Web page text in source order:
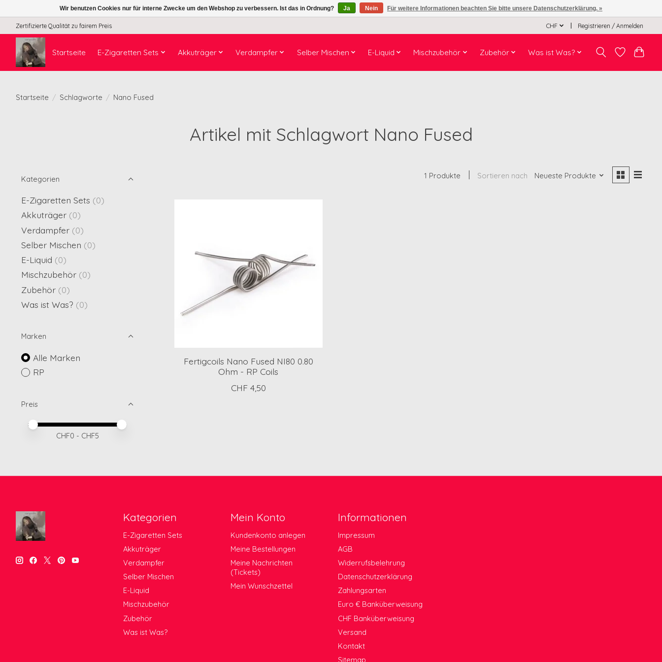
Zertifizierte Qualität zu fairem Preis CHF Registrieren / Anmelden
Startseite E-Zigaretten Sets Akkuträger Verdampfer Selber Mischen E-Liquid Mischzubehör Zubehör Was ist Was?
Startseite / Schlagworte / Nano Fused
Artikel mit Schlagwort Nano Fused
Kategorien
E-Zigaretten Sets (0)
Akkuträger (0)
Verdampfer (0)
Selber Mischen (0)
E-Liquid (0)
Mischzubehör (0)
Zubehör (0)
Was ist Was? (0)
Marken
Alle Marken
RP
Preis
Preis – Mindestwert
Price maximum value
CHF0 - CHF5
1 Produkte Sortieren nach Neueste Produkte
Fertigcoils Nano Fused NI80 0.80
Ohm - RP Coils
CHF 4,50
Kategorien
E-Zigaretten Sets
Akkuträger
Verdampfer
Selber Mischen
E-Liquid
Mischzubehör
Zubehör
Was ist Was?
Mein Konto
Kundenkonto anlegen
Meine Bestellungen
Meine Nachrichten
(Tickets)
Mein Wunschzettel
Informationen
Impressum
AGB
Widerrufsbelehrung
Datenschutzerklärung
Zahlungsarten
Euro € Banküberweisung
CHF Banküberweisung
Versand
Kontakt
Sitemap
Wir benutzen Cookies nur für interne Zwecke um den Webshop zu verbessern. Ist das in Ordnung? Ja Nein Für weitere Informationen beachten Sie bitte unsere Datenschutzerklärung. »